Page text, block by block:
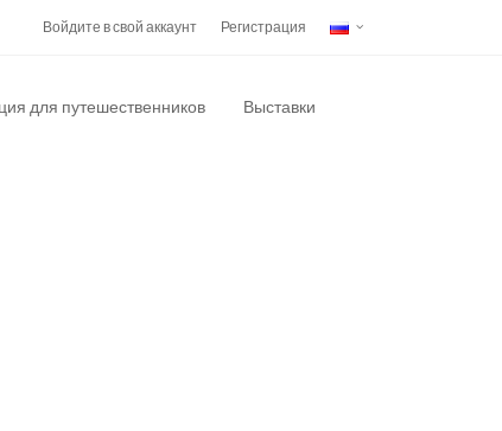
Войдите в свой аккаунт Регистрация
для путешественников Выставки